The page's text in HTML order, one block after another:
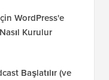
WordPress'e
Kurulur
Başlatılır (ve